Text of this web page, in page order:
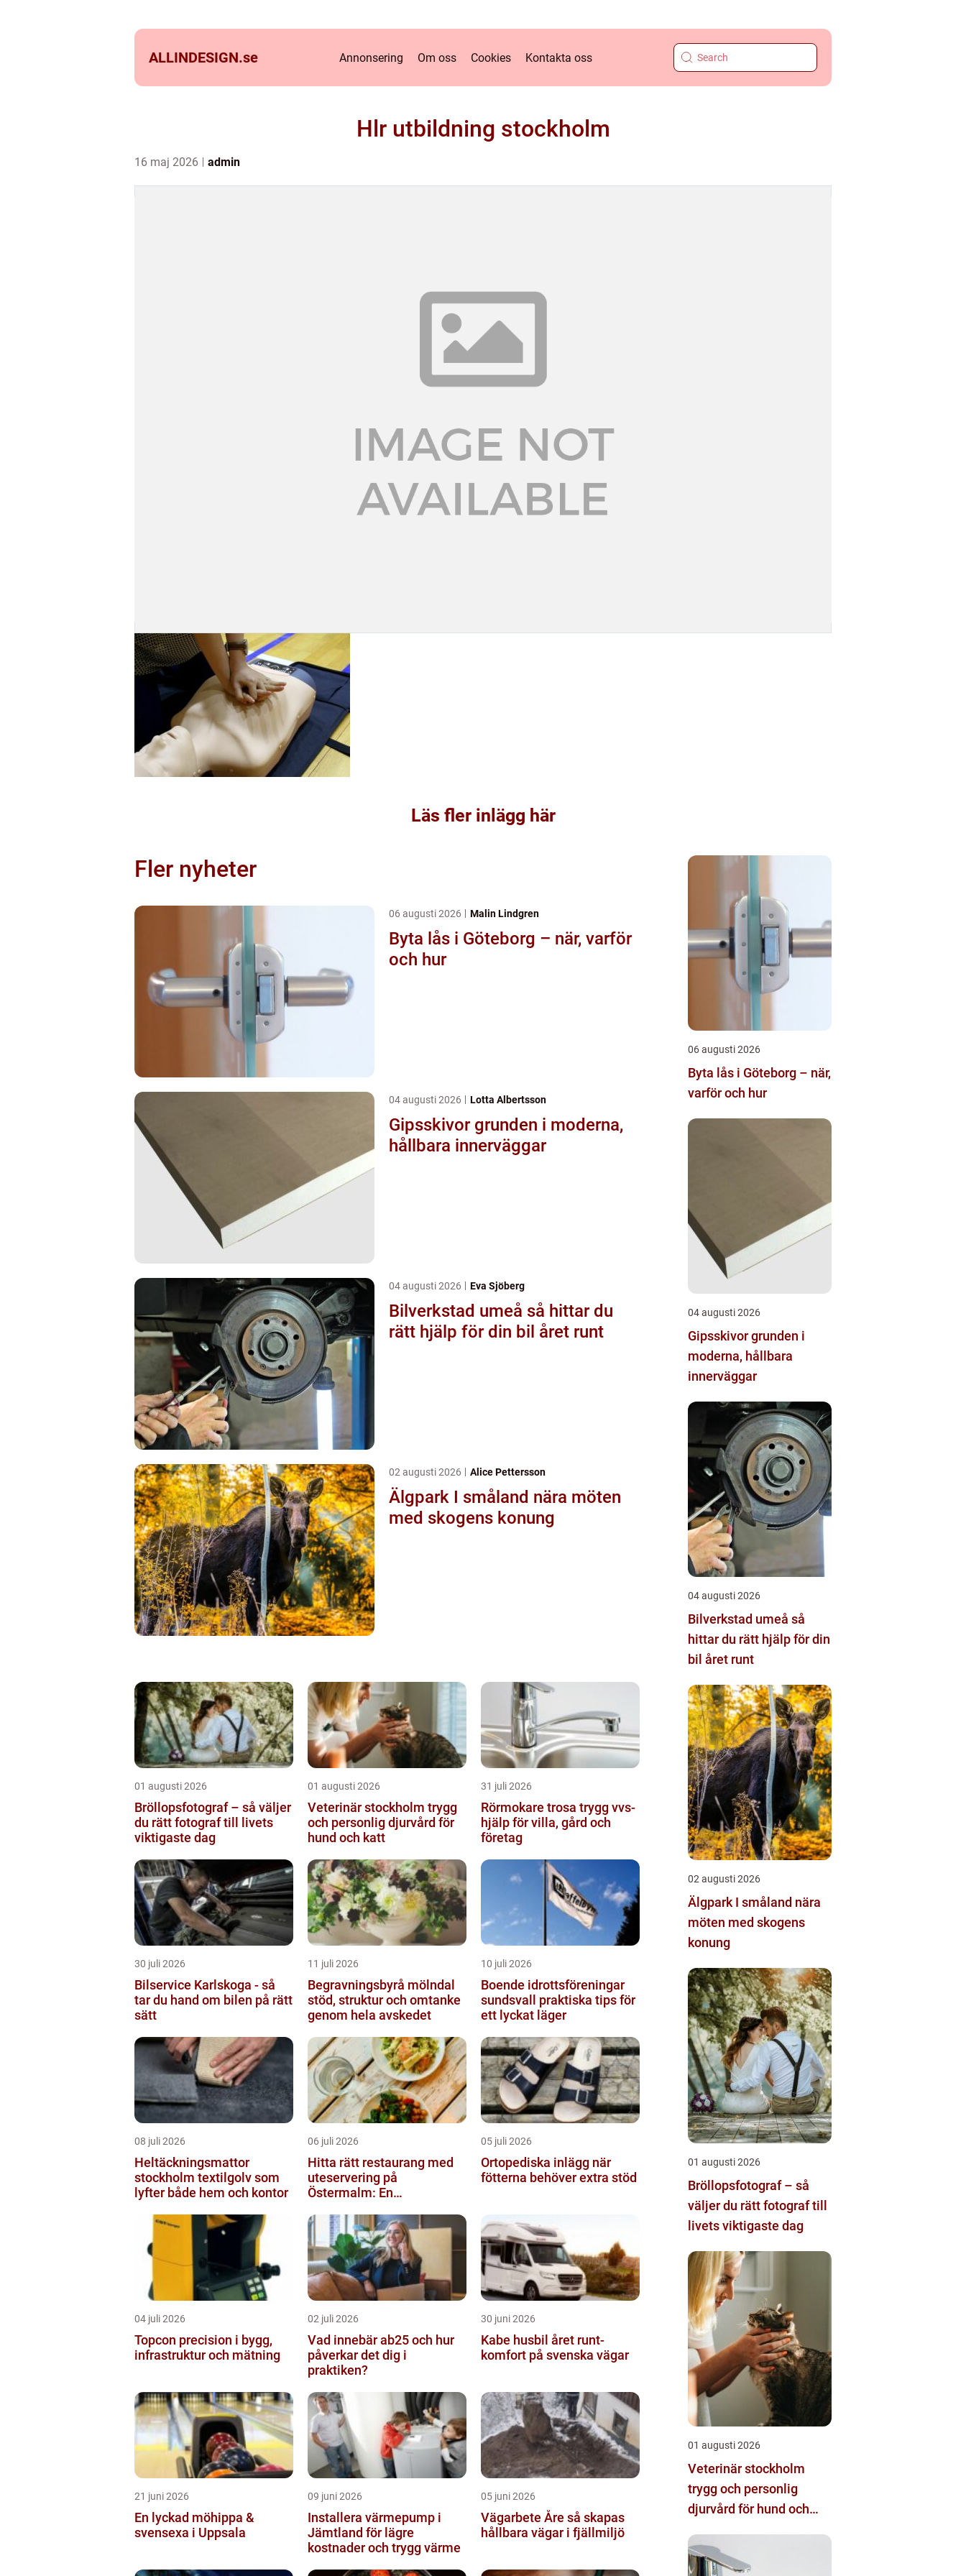
ALLINDESIGN.se Annonsering Om oss Cookies Kontakta oss
Hlr utbildning stockholm
16 maj 2026 admin
Läs fler inlägg här
Fler nyheter
06 augusti 2026 Malin Lindgren
Byta lås i Göteborg – när, varför
och hur
04 augusti 2026 Lotta Albertsson
Gipsskivor grunden i moderna,
hållbara innerväggar
04 augusti 2026 Eva Sjöberg
Bilverkstad umeå så hittar du
rätt hjälp för din bil året runt
02 augusti 2026 Alice Pettersson
Älgpark I småland nära möten
med skogens konung
01 augusti 2026
Bröllopsfotograf – så väljer
du rätt fotograf till livets
viktigaste dag
01 augusti 2026
Veterinär stockholm trygg
och personlig djurvård för
hund och katt
31 juli 2026
Rörmokare trosa trygg vvs-
hjälp för villa, gård och
företag
30 juli 2026
Bilservice Karlskoga - så
tar du hand om bilen på rätt
sätt
11 juli 2026
Begravningsbyrå mölndal
stöd, struktur och omtanke
genom hela avskedet
10 juli 2026
Boende idrottsföreningar
sundsvall praktiska tips för
ett lyckat läger
08 juli 2026
Heltäckningsmattor
stockholm textilgolv som
lyfter både hem och kontor
06 juli 2026
Hitta rätt restaurang med
uteservering på
Östermalm: En
solen
05 juli 2026
Ortopediska inlägg när
fötterna behöver extra stöd
04 juli 2026
Topcon precision i bygg,
infrastruktur och mätning
02 juli 2026
Vad innebär ab25 och hur
påverkar det dig i
praktiken?
30 juni 2026
Kabe husbil året runt-
komfort på svenska vägar
21 juni 2026
En lyckad möhippa &
svensexa i Uppsala
09 juni 2026
Installera värmepump i
Jämtland för lägre
kostnader och trygg värme
05 juni 2026
Vägarbete Åre så skapas
hållbara vägar i fjällmiljö
06 augusti 2026
Byta lås i Göteborg – när,
varför och hur
04 augusti 2026
Gipsskivor grunden i
moderna, hållbara
innerväggar
04 augusti 2026
Bilverkstad umeå så
hittar du rätt hjälp för din
bil året runt
02 augusti 2026
Älgpark I småland nära
möten med skogens
konung
01 augusti 2026
Bröllopsfotograf – så
väljer du rätt fotograf till
livets viktigaste dag
01 augusti 2026
Veterinär stockholm
trygg och personlig
djurvård för hund och